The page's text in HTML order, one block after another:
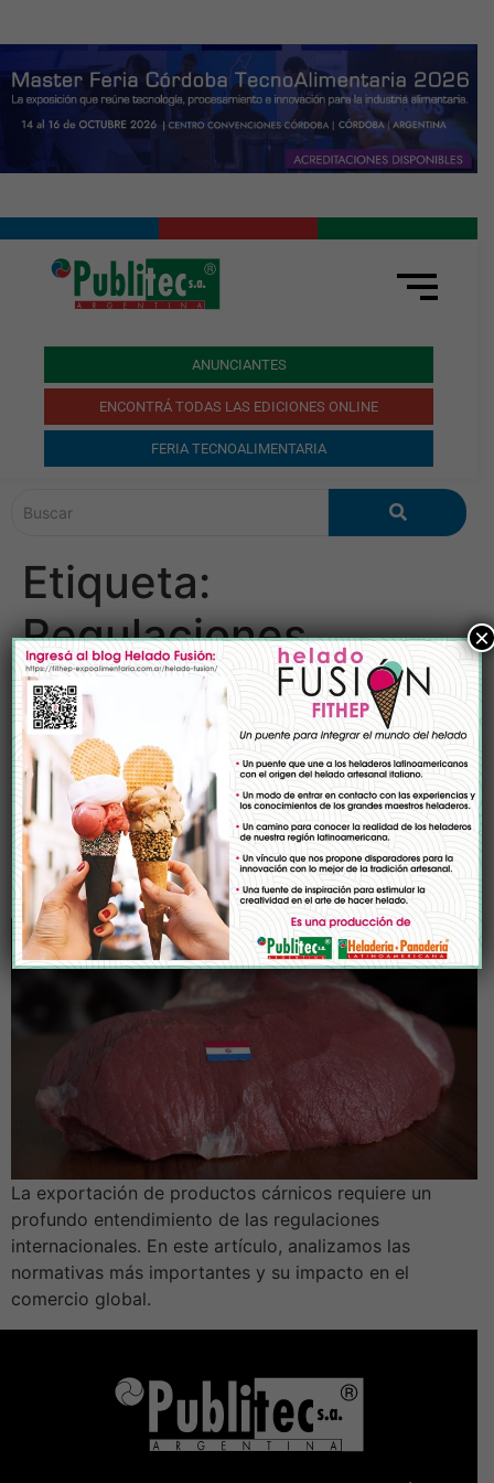
ANUNCIANTES
ENCONTRÁ TODAS LAS EDICIONES ONLINE
FERIA TECNOALIMENTARIA
Etiqueta:
Regulaciones
globales
Normativas y Regulaciones
Internacionales para la
Exportación de Productos
Cárnicos
La exportación de productos cárnicos requiere un
profundo entendimiento de las regulaciones
internacionales. En este artículo, analizamos las
normativas más importantes y su impacto en el
comercio global.
×